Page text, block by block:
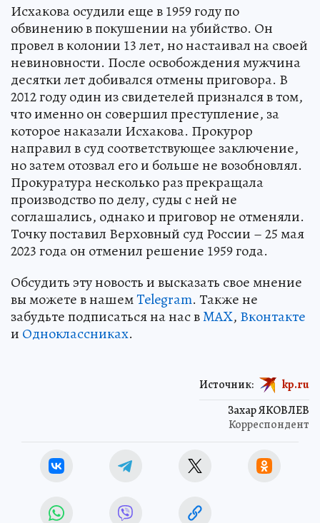
Исхакова осудили еще в 1959 году по
обвинению в покушении на убийство. Он
провел в колонии 13 лет, но настаивал на своей
невиновности. После освобождения мужчина
десятки лет добивался отмены приговора. В
2012 году один из свидетелей признался в том,
что именно он совершил преступление, за
которое наказали Исхакова. Прокурор
направил в суд соответствующее заключение,
но затем отозвал его и больше не возобновлял.
Прокуратура несколько раз прекращала
производство по делу, суды с ней не
соглашались, однако и приговор не отменяли.
Точку поставил Верховный суд России – 25 мая
2023 года он отменил решение 1959 года.
Обсудить эту новость и высказать свое мнение
вы можете в нашемTelegram. Также не
забудьте подписаться на нас вMAX, Вконтакте
и Одноклассниках.
Захар ЯКОВЛЕВ
Корреспондент
Источник: kp.ru